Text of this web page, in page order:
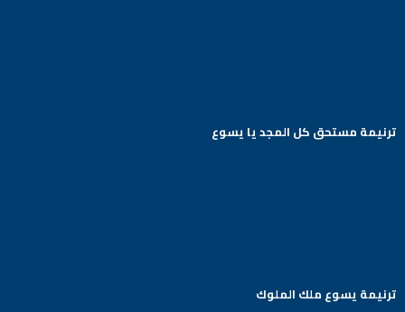
ترنيمة مستحق كل المجد يا يسوع
ترنيمة يسوع ملك الملوك